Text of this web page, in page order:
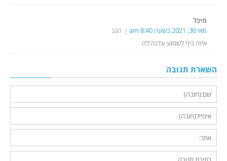
מיכל
מאי 30, 2021 בשעה 8:40 am
הגב
איזה כיף לשמוע עדנה'לה
השארת תגובה